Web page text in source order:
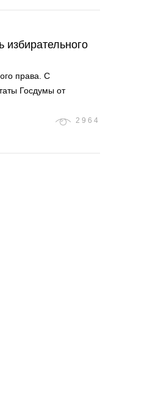
избирательного
права. С
Госдумы от
2964